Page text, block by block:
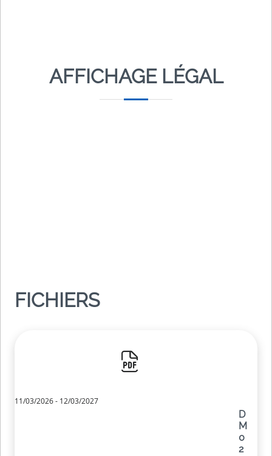
AFFICHAGE LÉGAL
FICHIERS
11/03/2026 - 12/03/2027
D
M
0
2